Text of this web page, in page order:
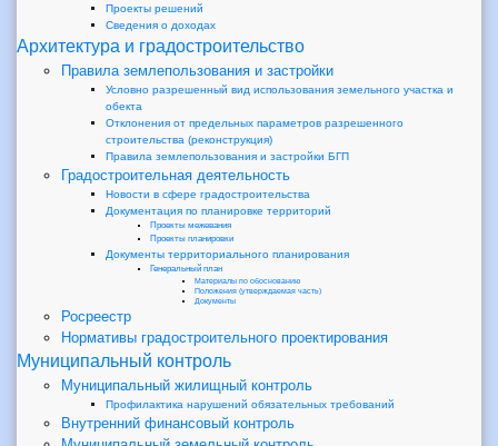
Проекты решений
Сведения о доходах
Архитектура и градостроительство
Правила землепользования и застройки
Условно разрешенный вид использования земельного участка и
обекта
Отклонения от предельных параметров разрешенного
строительства (реконструкция)
Правила землепользования и застройки БГП
Градостроительная деятельность
Новости в сфере градостроительства
Документация по планировке территорий
Проекты межевания
Проекты планировки
Документы территориального планирования
Генеральный план
Материалы по обоснованию
Положения (утверждаемая часть)
Документы
Росреестр
Нормативы градостроительного проектирования
Муниципальный контроль
Муниципальный жилищный контроль
Профилактика нарушений обязательных требований
Внутренний финансовый контроль